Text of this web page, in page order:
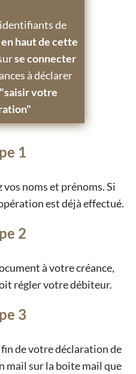
de
en haut de cette
se connecter
à déclarer
"saisir votre
1
noms et prénoms. Si
est déjà effectué.
2
à votre créance,
régler votre débiteur.
3
de votre déclaration de
mail sur la boite mail que